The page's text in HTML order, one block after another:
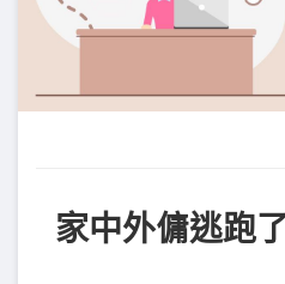
家中外傭逃跑